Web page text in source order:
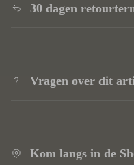
30 dagen
Vragen over dit
Kom langs in de